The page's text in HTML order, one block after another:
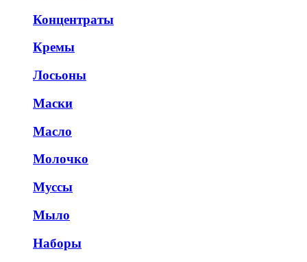
Концентраты
Кремы
Лосьоны
Маски
Масло
Молочко
Муссы
Мыло
Наборы